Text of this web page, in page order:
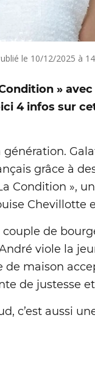
le 10/12/2025 à
»
4 infos sur
grâce à
Condition »,
Chevillotte
de
viole la
maison
de justesse
c’est aussi